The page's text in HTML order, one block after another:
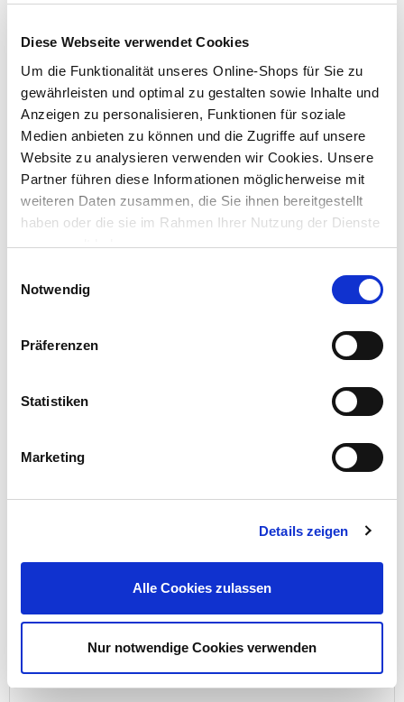
Diese Webseite verwendet Cookies
Um die Funktionalität unseres Online-Shops für Sie zu
gewährleisten und optimal zu gestalten sowie Inhalte und
Anzeigen zu personalisieren, Funktionen für soziale
Medien anbieten zu können und die Zugriffe auf unsere
Website zu analysieren verwenden wir Cookies. Unsere
Partner führen diese Informationen möglicherweise mit
weiteren Daten zusammen, die Sie ihnen bereitgestellt
haben oder die sie im Rahmen Ihrer Nutzung der Dienste
gesammelt haben.
Notwendig
Präferenzen
Statistiken
Marketing
Details zeigen
Alle Cookies zulassen
Nur notwendige Cookies verwenden
Menge
In den Warenkorb
Merken
ZUBEHÖR UND PASSENDE ARTIKEL:
Exklusiv nur online!
69,00 €
Wurzeln. Dank Schneidenschutz lässt sie sich sicher verstauen
und die Klinge bleibt unversehrt.mehr